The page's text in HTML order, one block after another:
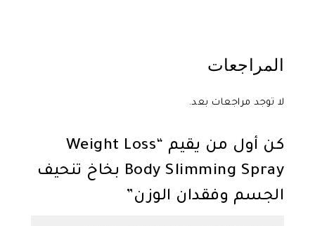
المراجعات
لا توجد مراجعات بعد.
كن أول من يقيم “Weight Loss
Body Slimming Spray بخاخ تنحيف
الجسم وفقدان الوزن”